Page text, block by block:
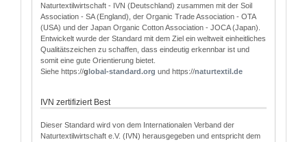
Naturtextilwirtschaft - IVN (Deutschland) zusammen mit der Soil
Association - SA (England), der Organic Trade Association - OTA
(USA) und der Japan Organic Cotton Association - JOCA (Japan).
Entwickelt wurde der Standard mit dem Ziel ein weltweit einheitliches
Qualitätszeichen zu schaffen, dass eindeutig erkennbar ist und
somit eine gute Orientierung bietet.
Siehe https://global-standard.org und https://naturtextil.de
IVN zertifiziert Best
Dieser Standard wird von dem Internationalen Verband der
Naturtextilwirtschaft e.V. (IVN) herausgegeben und entspricht dem